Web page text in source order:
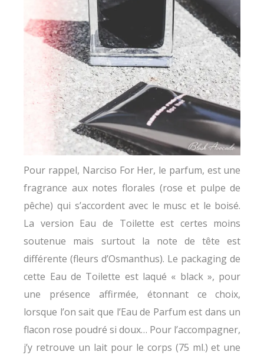
Pour rappel, Narciso For Her, le parfum, est une
fragrance aux notes florales (rose et pulpe de
pêche) qui s’accordent avec le musc et le boisé.
La version Eau de Toilette est certes moins
soutenue mais surtout la note de tête est
différente (fleurs d’Osmanthus). Le packaging de
cette Eau de Toilette est laqué « black », pour
une présence affirmée, étonnant ce choix,
lorsque l’on sait que l’Eau de Parfum est dans un
flacon rose poudré si doux… Pour l’accompagner,
j’y retrouve un lait pour le corps (75 ml.) et une